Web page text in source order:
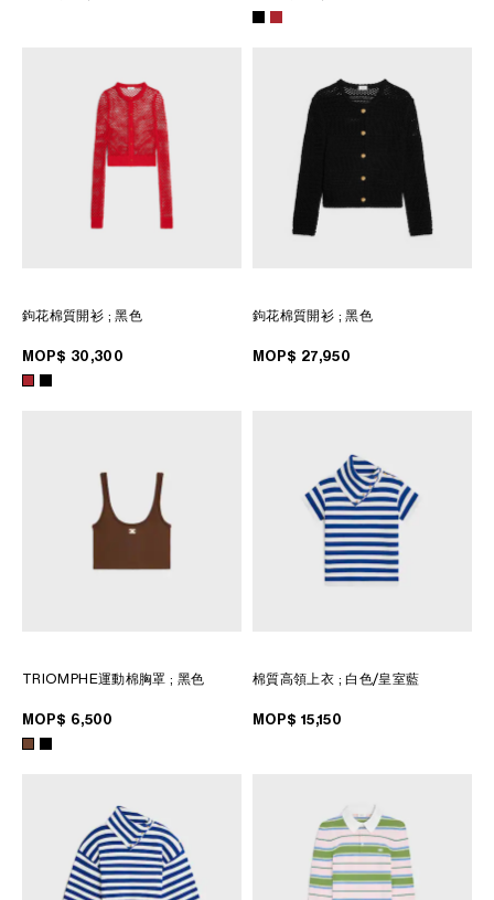
鉤花棉質開衫 ; 黑色
MOP$ 30,300
鉤花棉質開衫 ; 黑色
MOP$ 27,950
TRIOMPHE運動棉胸罩; 黑色
MOP$ 6,500
棉質高領上衣 ; 白色/皇室藍
MOP$ 15,150